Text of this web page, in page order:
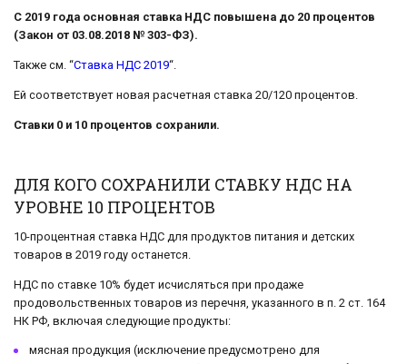
С 2019 года основная ставка НДС повышена до 20 процентов
(Закон от 03.08.2018 № 303-ФЗ).
Также см. “Ставка НДС 2019“.
Ей соответствует новая расчетная ставка 20/120 процентов.
Ставки 0 и 10 процентов сохранили.
ДЛЯ КОГО СОХРАНИЛИ СТАВКУ НДС НА
УРОВНЕ 10 ПРОЦЕНТОВ
10-процентная ставка НДС для продуктов питания и детских
товаров в 2019 году останется.
НДС по ставке 10% будет исчисляться при продаже
продовольственных товаров из перечня, указанного в п. 2 ст. 164
НК РФ, включая следующие продукты:
мясная продукция (исключение предусмотрено для